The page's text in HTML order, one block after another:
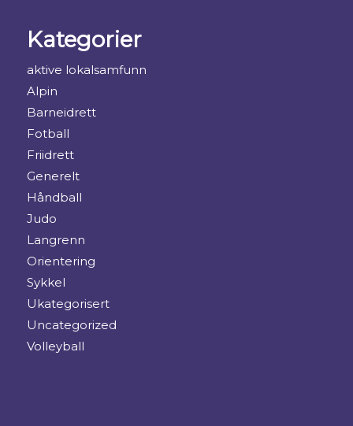
Kategorier
aktive lokalsamfunn
Alpin
Barneidrett
Fotball
Friidrett
Generelt
Håndball
Judo
Langrenn
Orientering
Sykkel
Ukategorisert
Uncategorized
Volleyball